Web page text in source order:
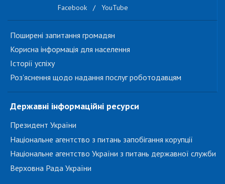
Facebook / YouTube
Поширені запитання громадян
Корисна інформація для населення
Історії успіху
Роз'яснення щодо надання послуг роботодавцям
Державні інформаційні ресурси
Президент України
Національне агентство з питань запобігання корупції
Національне агентство України з питань державної служби
Верховна Рада України